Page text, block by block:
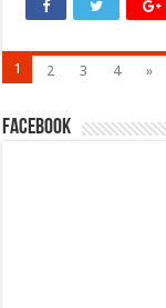
1 2 3 4 »
Facebook